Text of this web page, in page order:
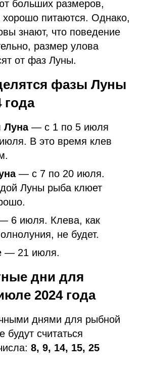
больших размеров,
хорошо питаются. Однако,
знают, что поведение
размер улова
от фаз Луны.
фазы Луны
года
— с 1 по 5 июля
В это время клев
— с 7 по 20 июля.
Луны рыба клюет
6 июля. Клева, как
не будет.
— 21 июля.
дни для
2024 года
днями для рыбной
считаться
8, 9, 14, 15, 25